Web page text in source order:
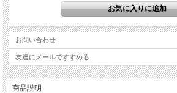
お問い合わせ
友達にメールですすめる
商品説明